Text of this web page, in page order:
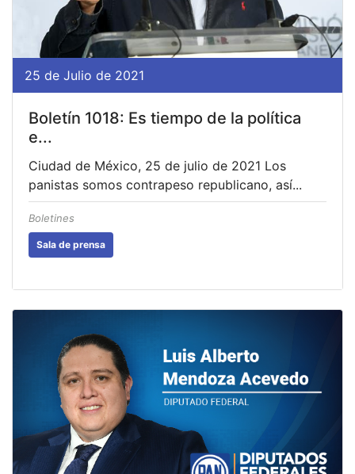
25 de Julio de 2021
Boletín 1018: Es tiempo de la política
e...
Ciudad de México, 25 de julio de 2021 Los
panistas somos contrapeso republicano, así...
Boletines
Sala de prensa